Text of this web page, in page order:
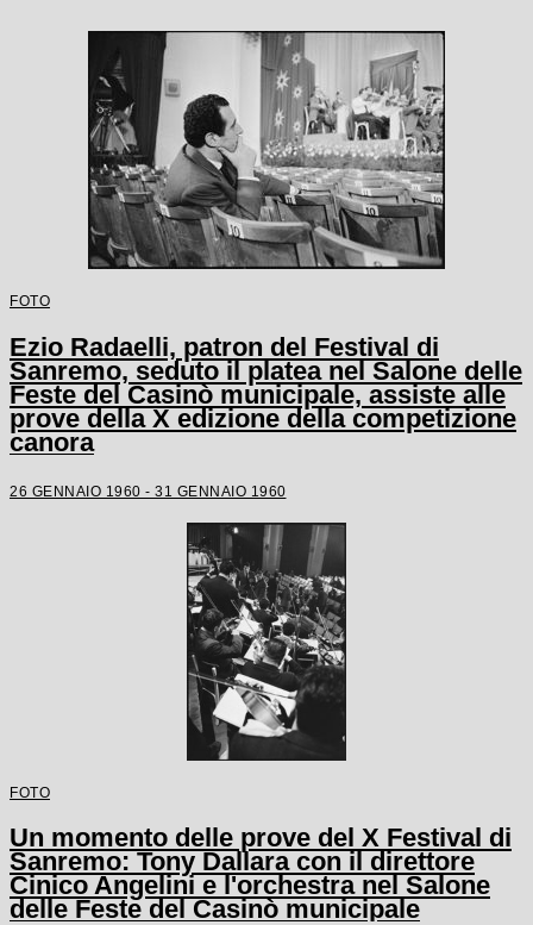
FOTO
Ezio Radaelli, patron del Festival di
Sanremo, seduto il platea nel Salone delle
Feste del Casinò municipale, assiste alle
prove della X edizione della competizione
canora
26 GENNAIO 1960 - 31 GENNAIO 1960
FOTO
Un momento delle prove del X Festival di
Sanremo: Tony Dallara con il direttore
Cinico Angelini e l'orchestra nel Salone
delle Feste del Casinò municipale